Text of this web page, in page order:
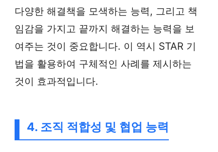
다양한 해결책을 모색하는 능력, 그리고 책
임감을 가지고 끝까지 해결하는 능력을 보
여주는 것이 중요합니다. 이 역시 STAR 기
법을 활용하여 구체적인 사례를 제시하는
것이 효과적입니다.
4. 조직 적합성 및 협업 능력